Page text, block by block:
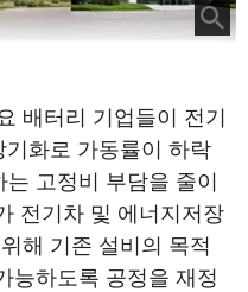
배터리 기업들이 전기
화로 가동률이 하락
고정비 부담을 줄이
전기차 및 에너지저장
해 기존 설비의 목적
능하도록 공정을 재정